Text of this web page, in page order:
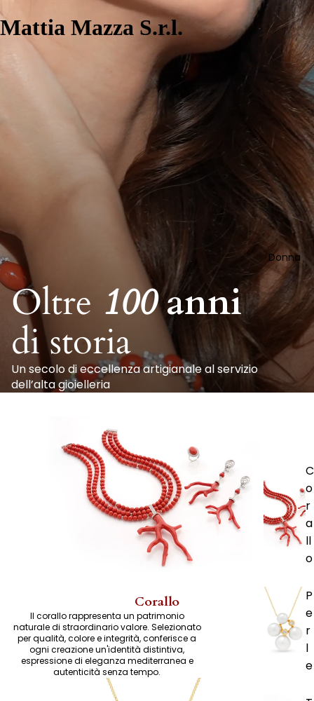
Mattia Mazza S.r.l.
Donna
C
o
r
a
ll
o
P
e
r
l
e
Oltre 100anni
di storia
Un secolo di eccellenza artigianale al servizio
dell’alta gioielleria
Corallo
Il corallo rappresenta un patrimonio
naturale di straordinario valore. Selezionato
per qualità, colore e integrità, conferisce a
ogni creazione un'identità distintiva,
espressione di eleganza mediterranea e
autenticità senza tempo.